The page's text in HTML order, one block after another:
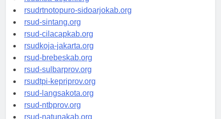
rsudksa-depok.org
rsudrtnotopuro-sidoarjokab.org
rsud-sintang.org
rsud-cilacapkab.org
rsudkoja-jakarta.org
rsud-brebeskab.org
rsud-sulbarprov.org
rsudtpi-kepriprov.org
rsud-langsakota.org
rsud-ntbprov.org